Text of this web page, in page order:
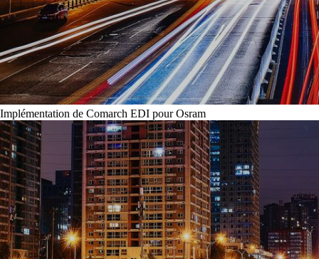
Implémentation de Comarch EDI pour Osram